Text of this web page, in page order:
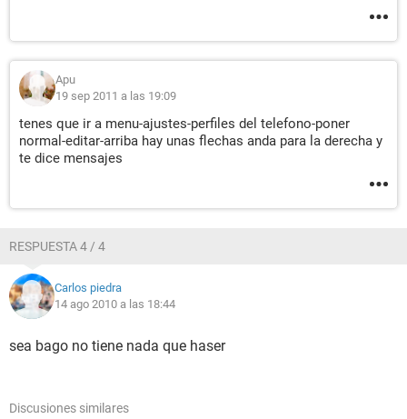
Apu
19 sep 2011 a las 19:09
tenes que ir a menu-ajustes-perfiles del telefono-poner
normal-editar-arriba hay unas flechas anda para la derecha y
te dice mensajes
RESPUESTA 4 / 4
Carlos piedra
14 ago 2010 a las 18:44
sea bago no tiene nada que haser
Discusiones similares